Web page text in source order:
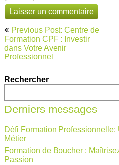
Navigation
de
l’article
Previous Post: Centre de
Formation CPF : Investir
dans Votre Avenir
Professionnel
Rechercher
Derniers messages
Défi Formation Professionnelle:
Métier
Formation de Boucher :
Passion